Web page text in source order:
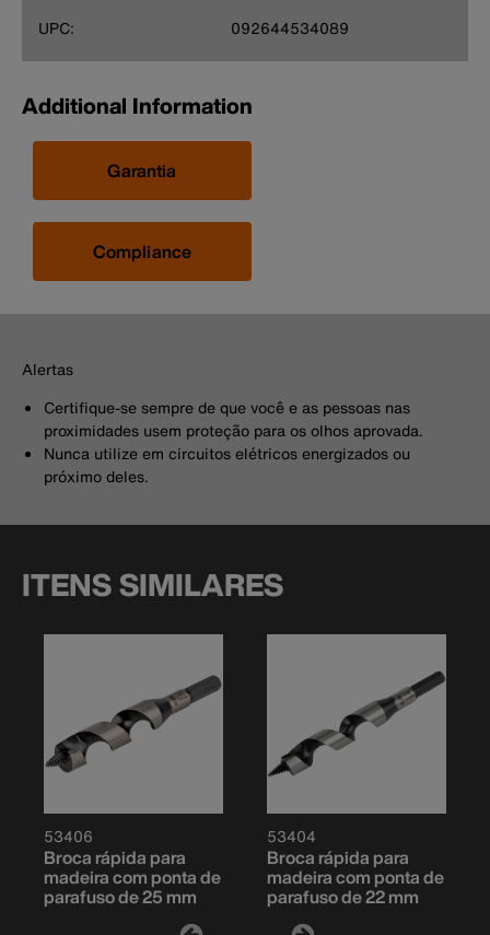
UPC: 092644534089
Additional Information
Garantia
Compliance
Alertas
Certifique-se sempre de que você e as pessoas nas
proximidades usem proteção para os olhos aprovada.
Nunca utilize em circuitos elétricos energizados ou
próximo deles.
ITENS SIMILARES
53406
Broca rápida para
madeira com ponta de
parafuso de 25 mm
53404
Broca rápida para
madeira com ponta de
parafuso de 22 mm